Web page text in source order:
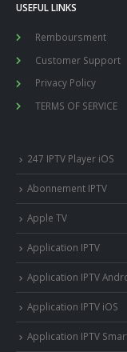
USEFUL LINKS
Remboursment
Customer Support
Privacy Policy
TERMS OF SERVICE
247 IPTV Player iOS
Abonnement IPTV
Apple TV
Application IPTV
Application IPTV
Application IPTV iOS
Application IPTV